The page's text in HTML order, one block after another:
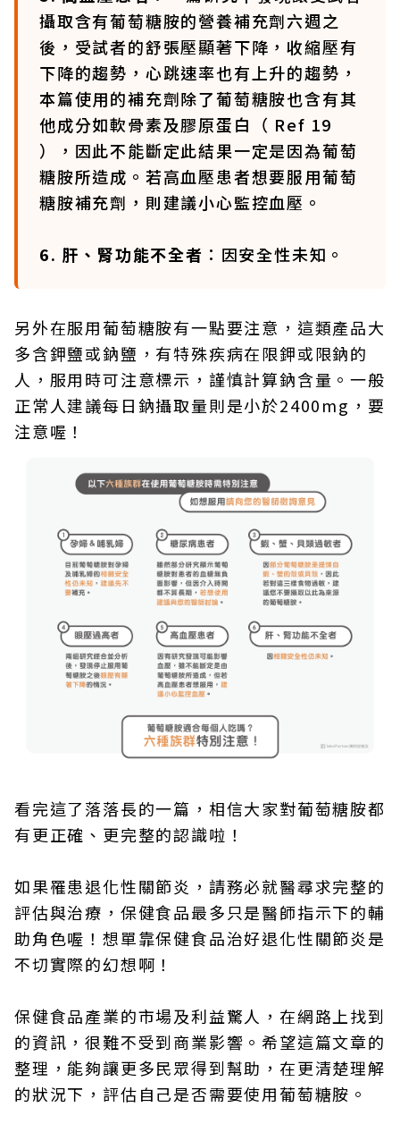
攝取含有葡萄糖胺的營養補充劑六週之
後，受試者的舒張壓顯著下降，收縮壓有
下降的趨勢，心跳速率也有上升的趨勢，
本篇使用的補充劑除了葡萄糖胺也含有其
他成分如軟骨素及膠原蛋白（ Ref 19
），因此不能斷定此結果一定是因為葡萄
糖胺所造成。若高血壓患者想要服用葡萄
糖胺補充劑，則建議小心監控血壓。
6. 肝、腎功能不全者 ：因安全性未知。
另外在服用葡萄糖胺有一點要注意，這類產品大
多含鉀鹽或鈉鹽，有特殊疾病在限鉀或限鈉的
人，服用時可注意標示，謹慎計算鈉含量。一般
正常人建議每日鈉攝取量則是小於2400mg，要
注意喔！
看完這了落落長的一篇，相信大家對葡萄糖胺都
有更正確、更完整的認識啦！
如果罹患退化性關節炎，請務必就醫尋求完整的
評估與治療，保健食品最多只是醫師指示下的輔
助角色喔！想單靠保健食品治好退化性關節炎是
不切實際的幻想啊！
保健食品產業的市場及利益驚人，在網路上找到
的資訊，很難不受到商業影響。希望這篇文章的
整理，能夠讓更多民眾得到幫助，在更清楚理解
的狀況下，評估自己是否需要使用葡萄糖胺。
下一則 ＋
3大肩關節運動 五十肩復健自
己來